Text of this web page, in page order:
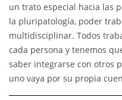
un trato especial hacia las
la pluripatología, poder
multidisciplinar. Todos
cada persona y tenemos
saber integrarse con otros
uno vaya por su propia